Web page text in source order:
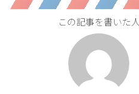
この記事を書いた人